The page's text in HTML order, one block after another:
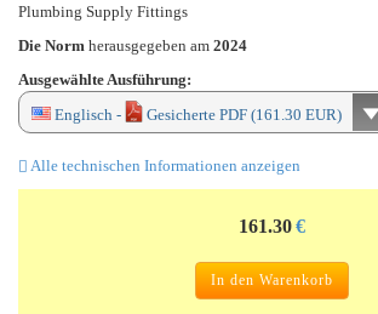
Plumbing Supply Fittings
Die Norm herausgegeben am 2024
Ausgewählte Ausführung:
Englisch -
Gesicherte PDF (161.30 EUR)
Alle technischen Informationen anzeigen
161.30 €
In den Warenkorb